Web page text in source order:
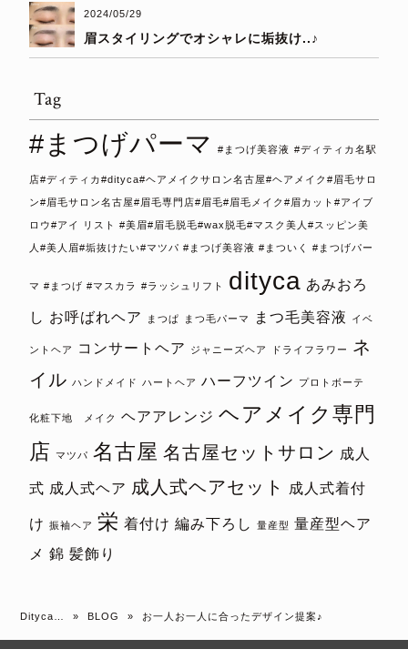
2024/05/29
眉スタイリングでオシャレに垢抜け..♪
Tag
#まつげパーマ #まつげ美容液 #ディティカ名駅
店#ディティカ#dityca#ヘアメイクサロン名古屋#ヘアメイク#眉毛サロ
ン#眉毛サロン名古屋#眉毛専門店#眉毛#眉毛メイク#眉カット#アイブ
ロウ#アイ リスト #美眉#眉毛脱毛#wax脱毛#マスク美人#スッピン美
人#美人眉#垢抜けたい#マツパ #まつげ美容液 #まついく #まつげパー
マ #まつげ #マスカラ #ラッシュリフト dityca あみおろ
し お呼ばれヘア まつぱ まつ毛パーマ まつ毛美容液 イベ
ントヘア コンサートヘア ジャニーズヘア ドライフラワー
ネ
イル ハンドメイド ハートヘア ハーフツイン プロトボーテ
化粧下地 メイク ヘアアレンジ ヘアメイク専門
店
マツパ 名古屋 名古屋セットサロン 成人
式 成人式ヘア 成人式ヘアセット 成人式着付
け 振袖ヘア 栄 着付け 編み下ろし 量産型
量産型ヘア
メ 錦 髪飾り
Dityca… » BLOG » お一人お一人に合ったデザイン提案♪